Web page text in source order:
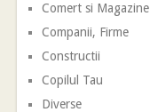
Comert si Magazine
Companii, Firme
Constructii
Copilul Tau
Diverse